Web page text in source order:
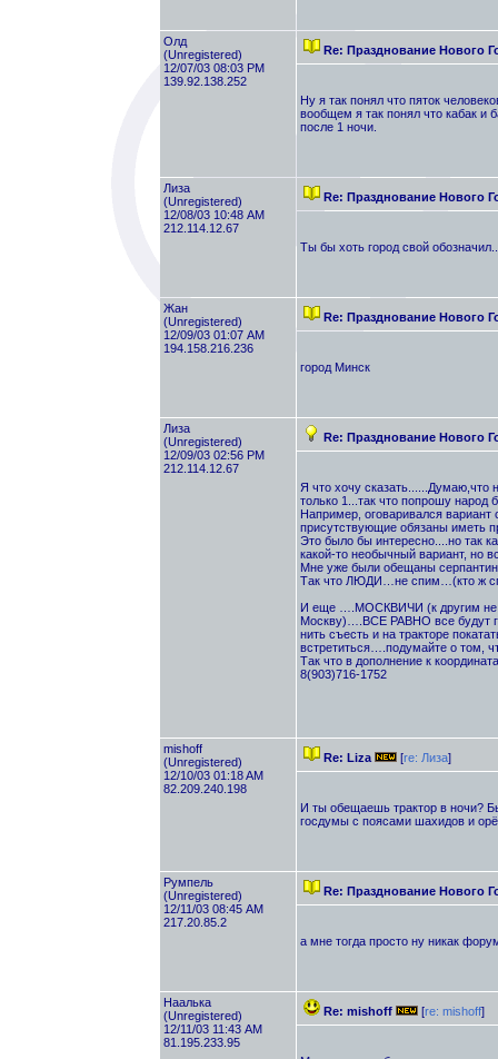
Олд
(Unregistered)
12/07/03 08:03 PM
139.92.138.252
Re: Празднование Нового
Ну я так понял что пяток
вообщем я так понял что кабак и
после 1 ночи.
Лиза
(Unregistered)
12/08/03 10:48 AM
212.114.12.67
Re: Празднование Нового
Ты бы хоть город свой
Жан
(Unregistered)
12/09/03 01:07 AM
194.158.216.236
Re: Празднование Нового
город Минск
Лиза
(Unregistered)
12/09/03 02:56 PM
212.114.12.67
Re: Празднование Нового
Я что хочу сказать......Думаю,что
только 1...так что попрошу народ
Например, оговаривался вариант
присутствующие обязаны иметь
Это было бы интересно....но так
какой-то необычный вариант, но
Мне уже были обещаны
Так что ЛЮДИ…не спим…(кто ж
И еще ….МОСКВИЧИ (к другим не
Москву)….ВСЕ РАВНО все будут
нить съесть и на тракторе
встретиться….подумайте о том,
Так что в дополнение к
8(903)716-1752
mishоff
(Unregistered)
12/10/03 01:18 AM
82.209.240.198
Re: Liza [re: Лиза]
И ты обещаешь трактор в ночи?
госдумы с поясами шахидов и
Румпель
(Unregistered)
12/11/03 08:45 AM
217.20.85.2
Re: Празднование Нового
а мне тогда просто ну никак
Наалька
(Unregistered)
12/11/03 11:43 AM
81.195.233.95
Re: mishоff [re: mishоff]